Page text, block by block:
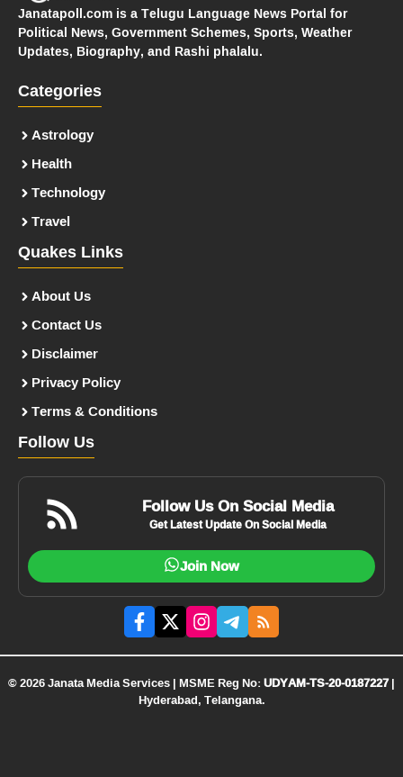
Janatapoll.com is a Telugu Language News Portal for
Political News, Government Schemes, Sports, Weather
Updates, Biography, and Rashi phalalu.
Categories
Astrology
Health
Technology
Travel
Quakes Links
About Us
Contact Us
Disclaimer
Privacy Policy
Terms & Conditions
Follow Us
Follow Us On Social Media
Get Latest Update On Social Media
Join Now
© 2026 Janata Media Services | MSME Reg No:UDYAM-TS-20-0187227|
Hyderabad, Telangana.